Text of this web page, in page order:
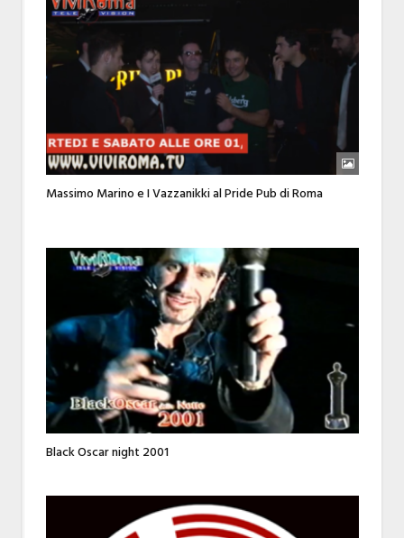
Massimo Marino e I Vazzanikki al Pride Pub di Roma
Black Oscar night 2001